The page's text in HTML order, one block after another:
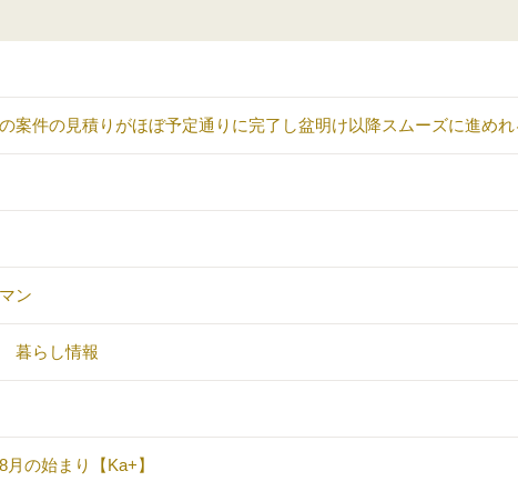
案件の見積りがほぼ予定通りに完了し盆明け以降スムーズに進めれ
ン
暮らし情報
月の始まり【Ka+】